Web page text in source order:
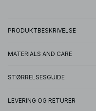
PRODUKTBESKRIVELSE
MATERIALS AND CARE
STØRRELSESGUIDE
LEVERING OG RETURER